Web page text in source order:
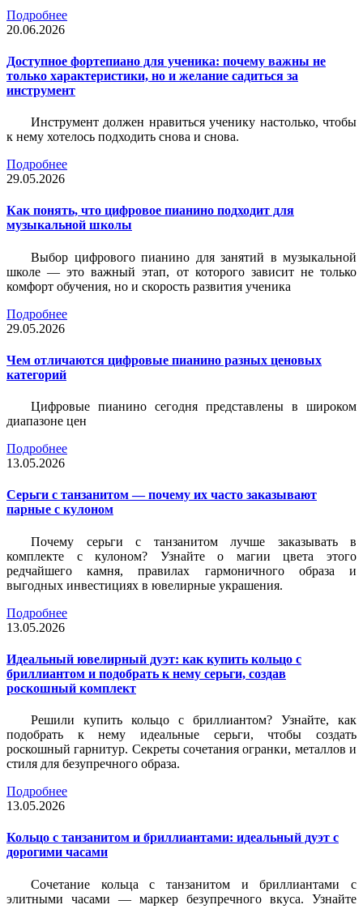
Подробнее
20.06.2026
Доступное фортепиано для ученика: почему важны не
только характеристики, но и желание садиться за
инструмент
Инструмент должен нравиться ученику настолько, чтобы
к нему хотелось подходить снова и снова.
Подробнее
29.05.2026
Как понять, что цифровое пианино подходит для
музыкальной школы
Выбор цифрового пианино для занятий в музыкальной
школе — это важный этап, от которого зависит не только
комфорт обучения, но и скорость развития ученика
Подробнее
29.05.2026
Чем отличаются цифровые пианино разных ценовых
категорий
Цифровые пианино сегодня представлены в широком
диапазоне цен
Подробнее
13.05.2026
Серьги с танзанитом — почему их часто заказывают
парные с кулоном
Почему серьги с танзанитом лучше заказывать в
комплекте с кулоном? Узнайте о магии цвета этого
редчайшего камня, правилах гармоничного образа и
выгодных инвестициях в ювелирные украшения.
Подробнее
13.05.2026
Идеальный ювелирный дуэт: как купить кольцо с
бриллиантом и подобрать к нему серьги, создав
роскошный комплект
Решили купить кольцо с бриллиантом? Узнайте, как
подобрать к нему идеальные серьги, чтобы создать
роскошный гарнитур. Секреты сочетания огранки, металлов и
стиля для безупречного образа.
Подробнее
13.05.2026
Кольцо с танзанитом и бриллиантами: идеальный дуэт с
дорогими часами
Сочетание кольца с танзанитом и бриллиантами с
элитными часами — маркер безупречного вкуса. Узнайте